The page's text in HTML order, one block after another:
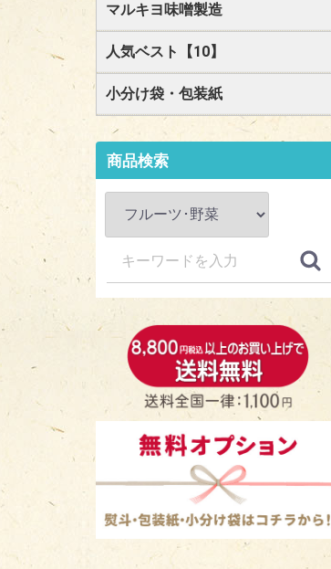
マルキヨ味噌製造
人気ベスト【10】
小分け袋・包装紙
商品検索